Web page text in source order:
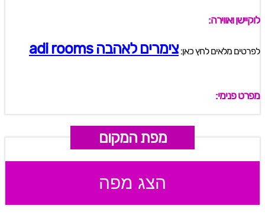
לוקיישן ואווירה:
לפרטים מלאים לחץ כאן:צימרים לאהבה adi rooms
מפרט פנימי:
מפת המקום
הצג מפה